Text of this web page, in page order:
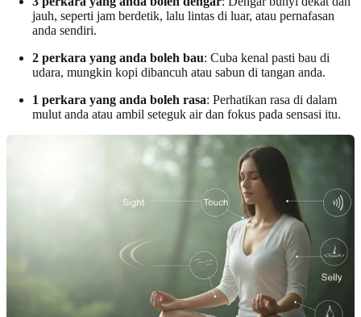
jauh, seperti jam berdetik, lalu lintas di luar, atau pernafasan
anda sendiri.
2 perkara yang anda boleh bau: Cuba kenal pasti bau di
udara, mungkin kopi dibancuh atau sabun di tangan anda.
1 perkara yang anda boleh rasa: Perhatikan rasa di dalam
mulut anda atau ambil seteguk air dan fokus pada sensasi itu.